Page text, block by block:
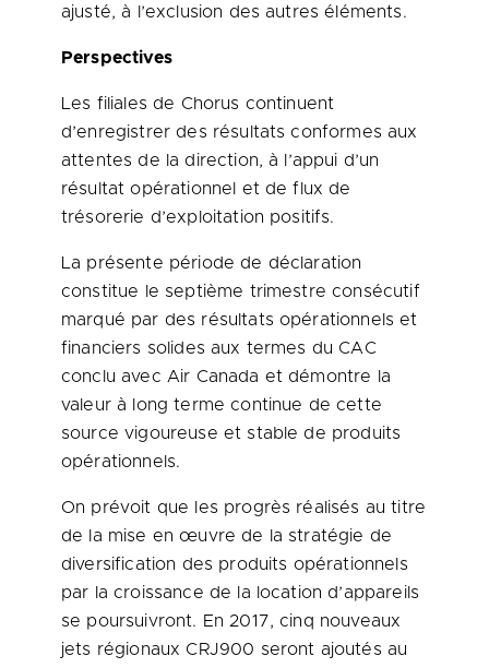
ajusté, à l’exclusion des autres éléments.
Perspectives
Les filiales de Chorus continuent
d’enregistrer des résultats conformes aux
attentes de la direction, à l’appui d’un
résultat opérationnel et de flux de
trésorerie d’exploitation positifs.
La présente période de déclaration
constitue le septième trimestre consécutif
marqué par des résultats opérationnels et
financiers solides aux termes du CAC
conclu avec Air Canada et démontre la
valeur à long terme continue de cette
source vigoureuse et stable de produits
opérationnels.
On prévoit que les progrès réalisés au titre
de la mise en œuvre de la stratégie de
diversification des produits opérationnels
par la croissance de la location d’appareils
se poursuivront. En 2017, cinq nouveaux
jets régionaux CRJ900 seront ajoutés au